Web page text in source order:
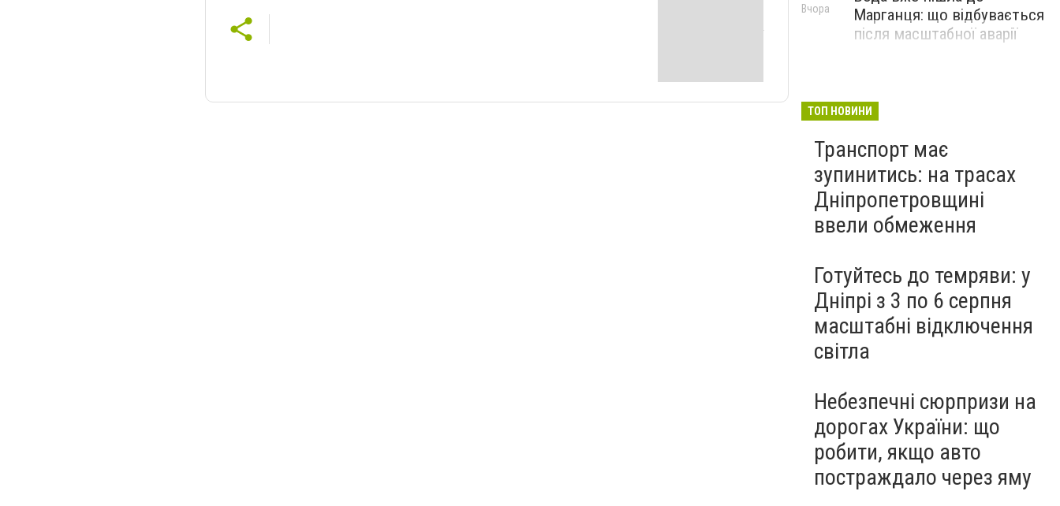
Марганця: що відбувається
після масштабної аварії
Вчора
ТОП НОВИНИ
Транспорт має
зупинитись: на трасах
Дніпропетровщині
ввели обмеження
Готуйтесь до темряви: у
Дніпрі з 3 по 6 серпня
масштабні відключення
світла
Небезпечні сюрпризи на
дорогах України: що
робити, якщо авто
постраждало через яму